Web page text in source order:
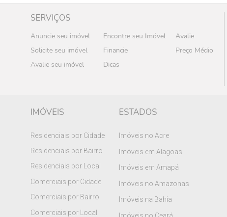
SERVIÇOS
Anuncie seu imóvel Encontre seu Imóvel
Avalie
Solicite seu imóvel
Financie
Preço Médio
Avalie seu imóvel
Dicas
IMÓVEIS
Residenciais por Cidade
Residenciais por Bairro
Residenciais por Local
Comerciais por Cidade
Comerciais por Bairro
Comerciais por Local
ESTADOS
Imóveis no Acre
Imóveis em Alagoas
Imóveis em Amapá
Imóveis no Amazonas
Imóveis na Bahia